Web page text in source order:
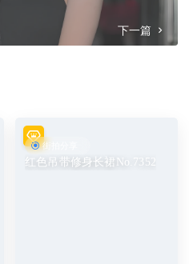
下一篇
街拍分享
红色吊带修身长裙No.7352